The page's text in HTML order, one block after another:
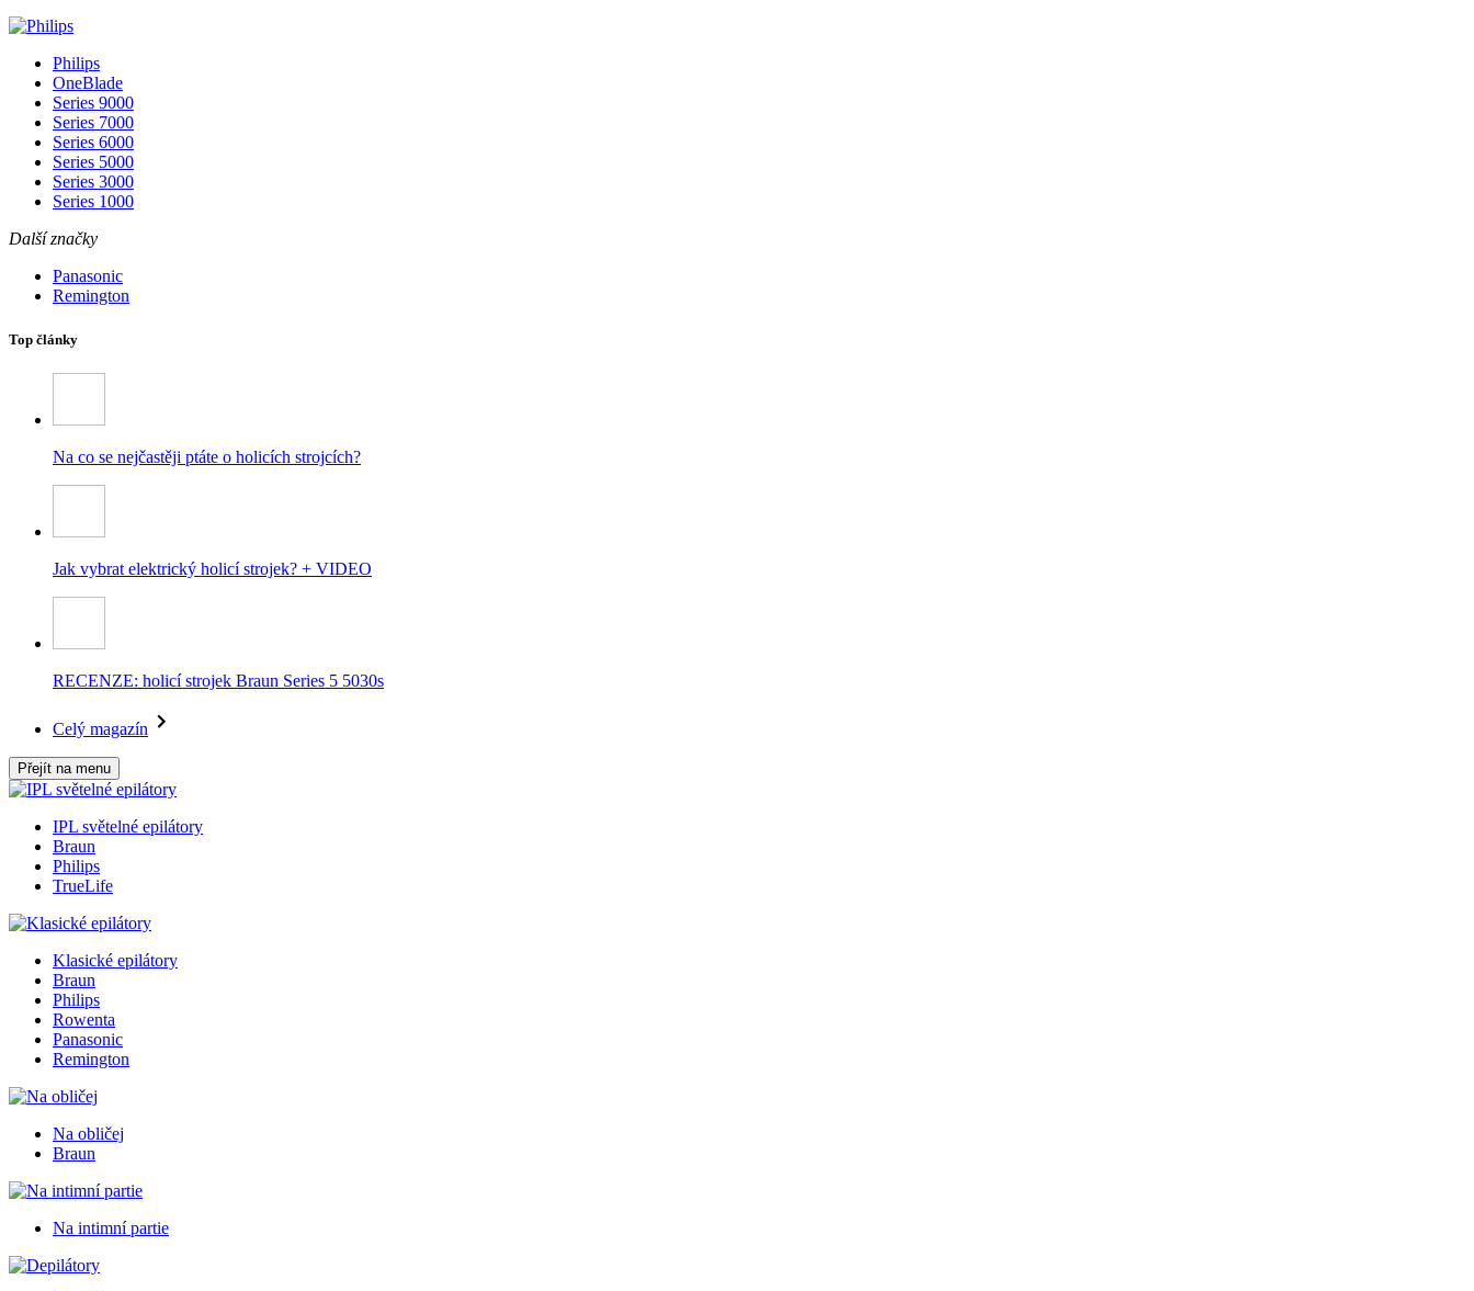
Philips
OneBlade
Series 9000
Series 7000
Series 6000
Series 5000
Series 3000
Series 1000
Další značky
Panasonic
Remington
Top články
Na co se nejčastěji ptáte o holicích strojcích?
Jak vybrat elektrický holicí strojek? + VIDEO
RECENZE: holicí strojek Braun Series 5 5030s
Celý magazín
Přejít na menu
IPL světelné epilátory
Braun
Philips
TrueLife
Klasické epilátory
Braun
Philips
Rowenta
Panasonic
Remington
Na obličej
Braun
Na intimní partie